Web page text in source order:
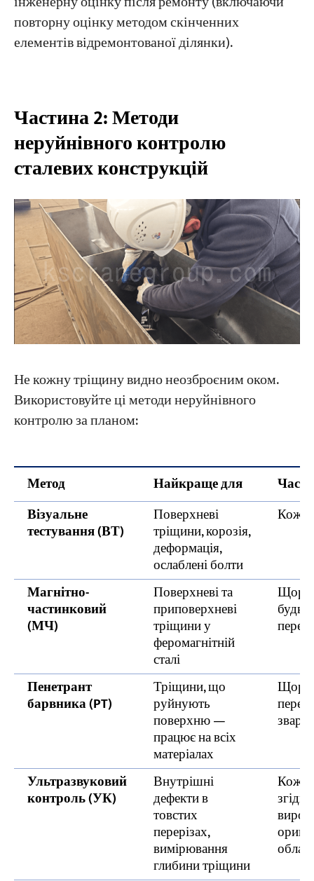
повторну оцінку методом скінченних
елементів відремонтованої ділянки).
Частина 2: Методи
неруйнівного контролю
сталевих конструкцій
Не кожну тріщину видно неозброєним оком.
Використовуйте ці методи неруйнівного
контролю за планом:
Метод Найкраще для
Візуальне
тестування (ВТ)
Поверхневі
тріщини, корозія,
деформація,
ослаблені болти
Магнітно-
частинковий
(МЧ)
Поверхневі та
приповерхневі
тріщини у
феромагнітній
сталі
будь-
Пенетрант
барвника (PT)
Тріщини, що
руйнують
поверхню —
працює на всіх
матеріалах
Ультразвуковий
контроль (УК)
Внутрішні
дефекти в
товстих
перерізах,
вимірювання
глибини тріщини